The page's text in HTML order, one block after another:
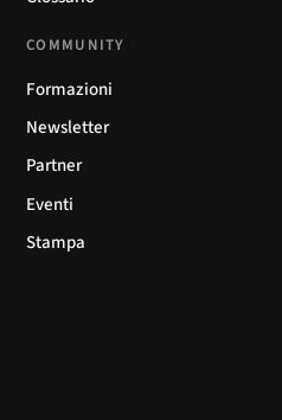
COMMUNITY
Formazioni
Newsletter
Partner
Eventi
Stampa